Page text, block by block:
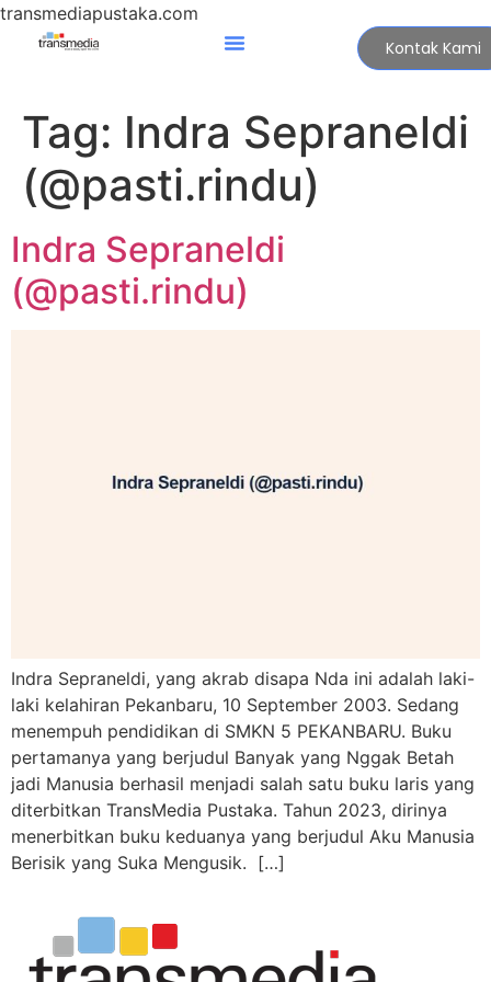
transmediapustaka.com
Kontak Kami
Tag: Indra Sepraneldi
(@pasti.rindu)
Indra Sepraneldi
(@pasti.rindu)
Indra Sepraneldi, yang akrab disapa Nda ini adalah laki-
laki kelahiran Pekanbaru, 10 September 2003. Sedang
menempuh pendidikan di SMKN 5 PEKANBARU. Buku
pertamanya yang berjudul Banyak yang Nggak Betah
jadi Manusia berhasil menjadi salah satu buku laris yang
diterbitkan TransMedia Pustaka. Tahun 2023, dirinya
menerbitkan buku keduanya yang berjudul Aku Manusia
Berisik yang Suka Mengusik. […]